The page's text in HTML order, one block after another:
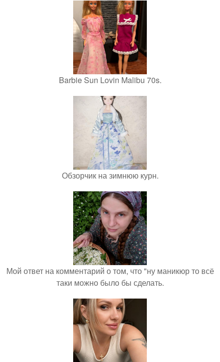
Barbie Sun Lovin Malibu 70s.
Обзорчик на зимнюю курн.
Мой ответ на комментарий о том, что "ну маникюр то всё
таки можно было бы сделать.